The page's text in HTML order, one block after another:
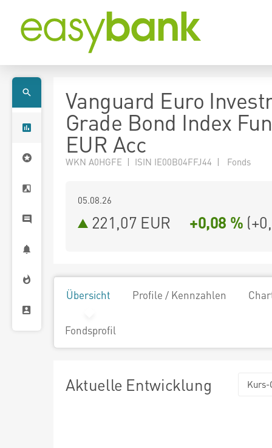
Vanguard Euro
Grade Bond Index
EUR Acc
WKN A0HGFE | ISIN IE00B04FFJ44 | Fonds
05.08.26
221,07 EUR +0,08 % (
Übersicht Profile / Kennzahlen
Fondsprofil
Aktuelle Entwicklung Kurs-